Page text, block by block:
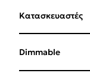
Κατασκευαστές
Dimmable